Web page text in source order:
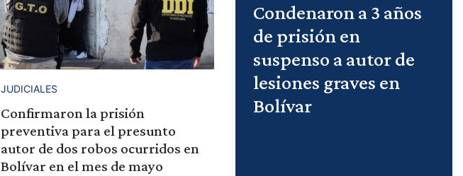
JUDICIALES
Confirmaron la prisión
preventiva para el presunto
autor de dos robos ocurridos en
Bolívar en el mes de mayo
Condenaron a 3 años
de prisión en
suspenso a autor de
lesiones graves en
Bolívar